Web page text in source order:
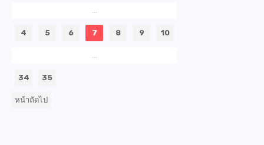
...
4 5 6 7 8 9 10
...
34 35
หน้าถัดไป